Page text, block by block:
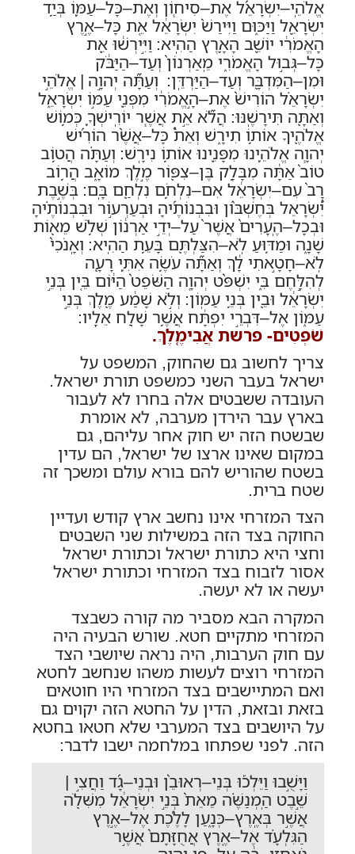
אֱלֹהֵֽי–יִשְׂרָאֵ֜ל אֶת–סִיח֧וֹן וְאֶת–כָּל–עַמּ֛וֹ בְּיַ֥ד
יִשְׂרָאֵ֖ל וַיַּכּ֑וּם וַיִּירַשׁ֙ יִשְׂרָאֵ֔ל אֵ֚ת כָּל–אֶ֣רֶץ
הָאֱמֹרִ֔י יוֹשֵׁ֖ב הָאָ֥רֶץ הַהִֽיא: וַיִּ֣ירְשׁ֔וּ אֵ֖ת
כָּל–גְּב֣וּל הָאֱמֹרִ֑י מֵֽאַרְנוֹן֙ וְעַד–הַיַּבֹּ֔ק
וּמִן–הַמִּדְבָּ֖ר וְעַד–הַיַּרְדֵּֽן: וְעַתָּ֞ה יְהוָ֣ה |אֱלֹהֵ֣י
יִשְׂרָאֵ֗ל הוֹרִישׁ֙ אֶת–הָ֣אֱמֹרִ֔י מִפְּנֵ֖י עַמּ֣וֹ יִשְׂרָאֵ֑ל
וְאַתָּ֖ה תִּירָשֶֽׁנּוּ: הֲלֹ֞א אֵ֣ת אֲשֶׁ֧ר יוֹרִֽישְׁךָ֛ כְּמ֥וֹשׁ
אֱלֹהֶ֖יךָ אוֹת֥וֹ תִירָ֑שׁ וְאֵת֩ כָּל–אֲשֶׁ֨ר הוֹרִ֜ישׁ
יְהוָ֧ה אֱלֹהֵ֛ינוּ מִפָּנֵ֖ינוּ אוֹת֥וֹ נִירָֽשׁ: וְעַתָּ֗ה הֲט֥וֹב
טוֹב֙ אַתָּ֔ה מִבָּלָ֥ק בֶּן–צִפּ֖וֹר מֶ֣לֶךְ מוֹאָ֑ב הֲר֥וֹב
רָב֙ עִם–יִשְׂרָאֵ֔ל אִם–נִלְחֹ֥ם נִלְחַ֖ם בָּֽם:בְּשֶׁ֣בֶת
יִ֠שְׂרָאֵל בְּחֶשְׁבּ֨וֹן וּבִבְנוֹתֶ֜יהָ וּבְעַרְע֣וֹר וּבִבְנוֹתֶ֗יהָ
וּבְכָל–הֶֽעָרִים֙ אֲשֶׁר֙ עַל–יְדֵ֣י אַרְנ֔וֹן שְׁלֹ֥שׁ מֵא֖וֹת
שָׁנָ֑ה וּמַדּ֥וּעַ לֹֽא–הִצַּלְתֶּ֖ם בָּעֵ֥ת הַהִֽיא: וְאָֽנֹכִי֙
לֹֽא–חָטָ֣אתִי לָ֔ךְ וְאַתָּ֞ה עֹשֶׂ֥ה אִתִּ֛י רָעָ֖ה
לְהִלָּ֣חֶם בִּ֑י יִשְׁפֹּ֨ט יְהוָ֤ה הַשֹּׁפֵט֙ הַיּ֔וֹם בֵּ֚ין בְּנֵ֣י
יִשְׂרָאֵ֔ל וּבֵ֖ין בְּנֵ֥י עַמּֽוֹן: וְלֹ֣א שָׁמַ֔ע מֶ֖לֶךְ בְּנֵ֣י
עַמּ֑וֹן אֶל–דִּבְרֵ֣י יִפְתָּ֔ח אֲשֶׁ֥ר שָׁלַ֖ח אֵלָֽיו:
שֹׁפְטִים- פרשת אֲבִימֶ֤לֶךְ.
צריך לחשוב גם שהחוק, המשפט על
ישראל בעבר השני כמשפט תורת ישראל.
העובדה ששבטים אלה בחרו לא לעבור
בארץ עבר הירדן מערבה, לא אומרת
שבשטח הזה יש חוק אחר עליהם, גם
במקום שאינו ארצו של ישראל, הם עדין
בשטח שהוריש להם בורא עולם ומשכך זה
שטח ברית.
הצד המזרחי אינו נחשב ארץ קודש ועדיין
החוקה בצד הזה במשילות שני השבטים
וחצי היא כתורת ישראל וכתורת ישראל
אסור לזבוח בצד המזרחי וכתורת ישראל
יעשה או לא יעשה.
המקרה הבא מסביר מה קורה כשבצד
המזרחי מתקיים חטא. שורש הבעיה היה
עם חוק הערבות, היה נראה שיושבי הצד
המזרחי רוצים לעשות משהו שנחשב לחטא
ואם המתיישבים בצד המזרחי היו חוטאים
בזאת ובזאת, הדין על החטא הזה יקוים גם
על היושבים בצד המערבי שלא חטאו בחטא
הזה. לפני שפתחו במלחמה ישבו לדבר:
וַיָּשֻׁ֣בוּ וַיֵּלְכ֡וּ בְּנֵי–רְאוּבֵ֨ן וּבְנֵי–גָ֜ד וַחֲצִ֣י |
שֵׁ֣בֶט הַֽמְנַשֶּׁ֗ה מֵאֵת֙ בְּנֵ֣י יִשְׂרָאֵ֔ל מִשִּׁלֹ֖ה
אֲשֶׁ֣ר בְּאֶֽרֶץ–כְּנָ֑עַן לָלֶ֜כֶת אֶל–אֶ֣רֶץ
הַגִּלְעָ֗ד אֶל–אֶ֤רֶץ אֲחֻזָּתָם֙ אֲשֶׁ֣ר